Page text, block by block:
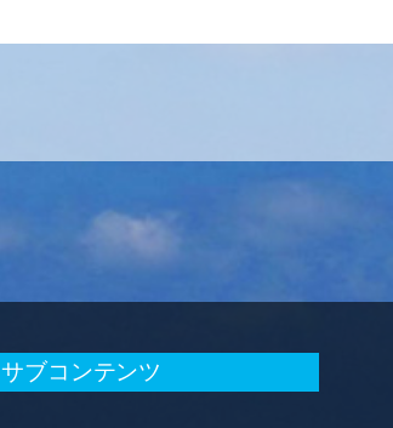
サブコンテンツ